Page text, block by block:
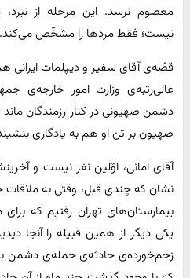
معصوم نرسد. این مرحله از
نیست؛ فقط مردها را مشخّص می‌کند.
قصّه‌ی آقای سفیر و دیپلمات
عالی‌رتبه‌ی وزارت امور خارجه‌ی
دشمن صهیونی در کنار رزمندگان ماند
صهیون بر تن او هم به یادگاری
آقای امانی، اوّلین نفر نیست و
نشان که چندی قبل، وقتی به ملاقات
بیمارستان‌های تهران رفتیم که برای
یکی دیگر از همین قبیله را آنجا
زخم‌خورده‌ی حادثه‌ی حمله‌ی دشمن